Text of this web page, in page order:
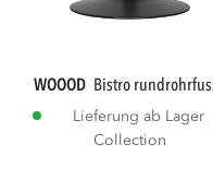
WOOOD bistro
Lieferung ab Lager
Collection